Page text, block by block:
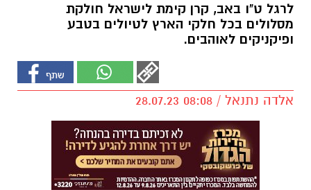
לרגל ט"ו באב, קרן קימת לישראל חולקת
מסלולים בכל חלקי הארץ לטיולים בטבע
ופיקניקים לאוהבים.
אלדה נתנאל / 08:08 28.07.23